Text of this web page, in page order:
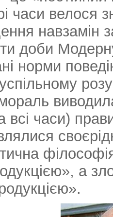
часи велося
навзамін
доби
норми
всі часи)
а